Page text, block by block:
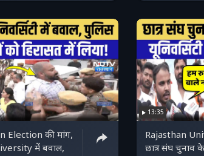
Election की मांग,
में बवाल,
13:35
Rajasthan
छात्र संघ चुनाव